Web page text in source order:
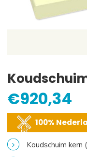
€920,34
100%
Koudschuim kern